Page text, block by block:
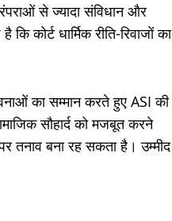
से ज्यादा संविधान और
कोर्ट धार्मिक रीति-रिवाजों का
का सम्मान करते हुए ASI की
सौहार्द को मजबूत करने
तनाव बना रह सकता है। उम्मीद